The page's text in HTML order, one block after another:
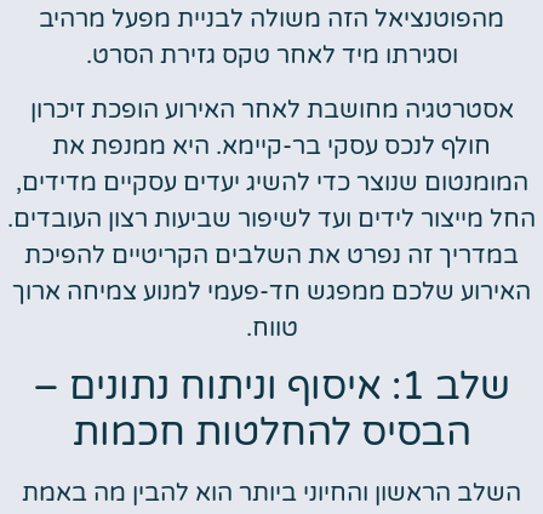
מהפוטנציאל הזה משולה לבניית מפעל מרהיב
וסגירתו מיד לאחר טקס גזירת הסרט.
אסטרטגיה מחושבת לאחר האירוע הופכת זיכרון
חולף לנכס עסקי בר-קיימא. היא ממנפת את
המומנטום שנוצר כדי להשיג יעדים עסקיים מדידים,
החל מייצור לידים ועד לשיפור שביעות רצון העובדים.
במדריך זה נפרט את השלבים הקריטיים להפיכת
האירוע שלכם ממפגש חד-פעמי למנוע צמיחה ארוך
טווח.
שלב 1: איסוף וניתוח נתונים –
הבסיס להחלטות חכמות
השלב הראשון והחיוני ביותר הוא להבין מה באמת